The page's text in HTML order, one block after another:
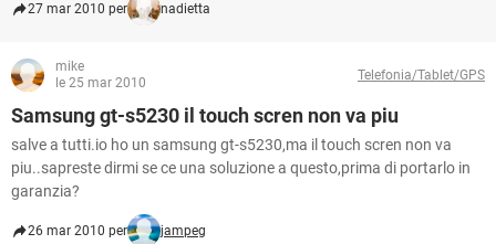
27 mar 2010 per nadietta
mike
le 25 mar 2010
Telefonia/Tablet/GPS
Samsung gt-s5230 il touch scren non va piu
salve a tutti.io ho un samsung gt-s5230,ma il touch scren non va
piu..sapreste dirmi se ce una soluzione a questo,prima di portarlo in
garanzia?
26 mar 2010 per jampeg